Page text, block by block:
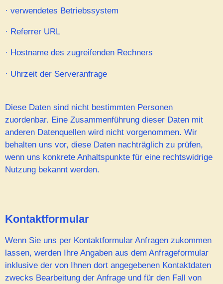
· verwendetes Betriebssystem
· Referrer URL
· Hostname des zugreifenden Rechners
· Uhrzeit der Serveranfrage
Diese Daten sind nicht bestimmten Personen
zuordenbar. Eine Zusammenführung dieser Daten mit
anderen Datenquellen wird nicht vorgenommen. Wir
behalten uns vor, diese Daten nachträglich zu prüfen,
wenn uns konkrete Anhaltspunkte für eine rechtswidrige
Nutzung bekannt werden.
Kontaktformular
Wenn Sie uns per Kontaktformular Anfragen zukommen
lassen, werden Ihre Angaben aus dem Anfrageformular
inklusive der von Ihnen dort angegebenen Kontaktdaten
zwecks Bearbeitung der Anfrage und für den Fall von